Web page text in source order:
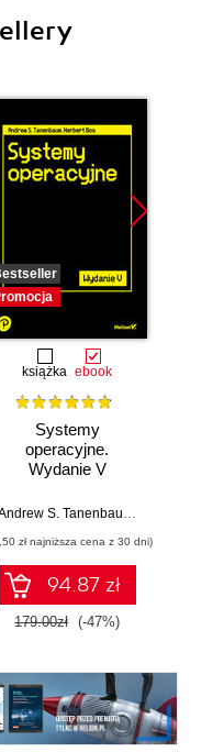
książka ebook
Systemy
operacyjne.
Wydanie V
Andrew S. Tanenbaum,
zł najniższa cena z 30 dni)
94.87 zł
179.00zł (-47%)